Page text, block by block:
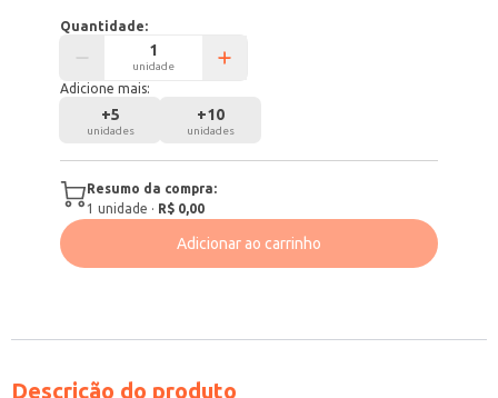
Quantidade:
unidade
Adicione mais:
+5
unidades
+10
unidades
Resumo da compra:
1 unidade · R$ 0,00
Adicionar ao carrinho
Descrição do produto